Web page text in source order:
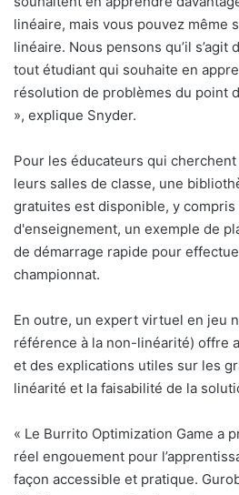
linéaire, mais vous pouvez même
linéaire. Nous pensons qu’il s’agit
tout étudiant qui souhaite en
résolution de problèmes du point
», explique Snyder.
Pour les éducateurs qui
leurs salles de classe, une
gratuites est disponible, y compris
d'enseignement, un exemple de
de démarrage rapide pour
championnat.
En outre, un expert virtuel en jeu
référence à la non-linéarité) offre
et des explications utiles sur les
linéarité et la faisabilité de la
« Le Burrito Optimization Game a
réel engouement pour
façon accessible et pratique.